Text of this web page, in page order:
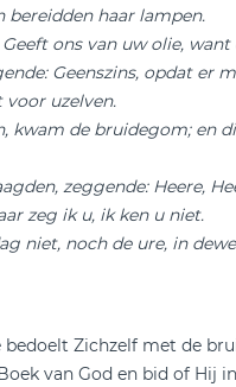
bereidden haar lampen.
ons van uw olie,
Geenszins, opdat er
uzelven.
kwam de bruidegom;
zeggende: Heere,
zeg ik u, ik ken u niet.
niet, noch de ure, in
bedoelt Zichzelf met de
van God en bid of Hij